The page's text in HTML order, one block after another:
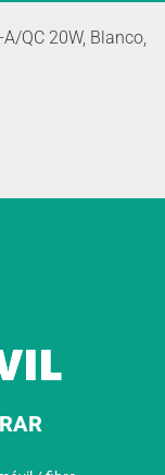
QC 20W, Blanco,